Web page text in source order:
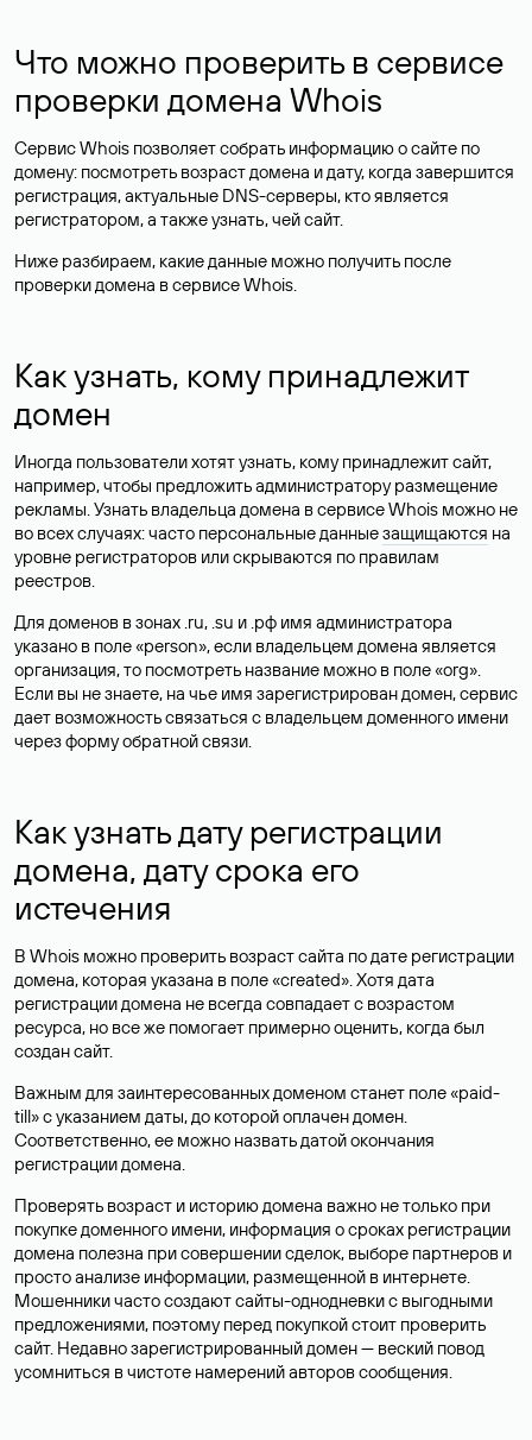
Что можно проверить в сервисе
проверки домена Whois
Сервис Whois позволяет собрать информацию о сайте по
домену: посмотреть возраст домена и дату, когда завершится
регистрация, актуальные DNS-серверы, кто является
регистратором, а также узнать, чей сайт.
Ниже разбираем, какие данные можно получить после
проверки домена в сервисе Whois.
Как узнать, кому принадлежит
домен
Иногда пользователи хотят узнать, кому принадлежит сайт,
например, чтобы предложить администратору размещение
рекламы. Узнать владельца домена в сервисе Whois можно не
во всех случаях: часто персональные данныезащищаются на
уровне регистраторов или скрываются по правилам
реестров.
Для доменов в зонах .ru, .su и .рф имя администратора
указано в поле «person», если владельцем домена является
организация, то посмотреть название можно в поле «org».
Если вы не знаете, на чье имя зарегистрирован домен, сервис
дает возможность связаться с владельцем доменного имени
через форму обратной связи.
Как узнать дату регистрации
домена, дату срока его
истечения
В Whois можно проверить возраст сайта по дате регистрации
домена, которая указана в поле «created». Хотя дата
регистрации домена не всегда совпадает с возрастом
ресурса, но все же помогает примерно оценить, когда был
создан сайт.
Важным для заинтересованных доменом станет поле «paid-
till» с указанием даты, до которой оплачен домен.
Соответственно, ее можно назвать датой окончания
регистрации домена.
Проверять возраст и историю домена важно не только при
покупке доменного имени, информация о сроках регистрации
домена полезна при совершении сделок, выборе партнеров и
просто анализе информации, размещенной в интернете.
Мошенники часто создают сайты-однодневки с выгодными
предложениями, поэтому перед покупкой стоит проверить
сайт. Недавно зарегистрированный домен — веский повод
усомниться в чистоте намерений авторов сообщения.